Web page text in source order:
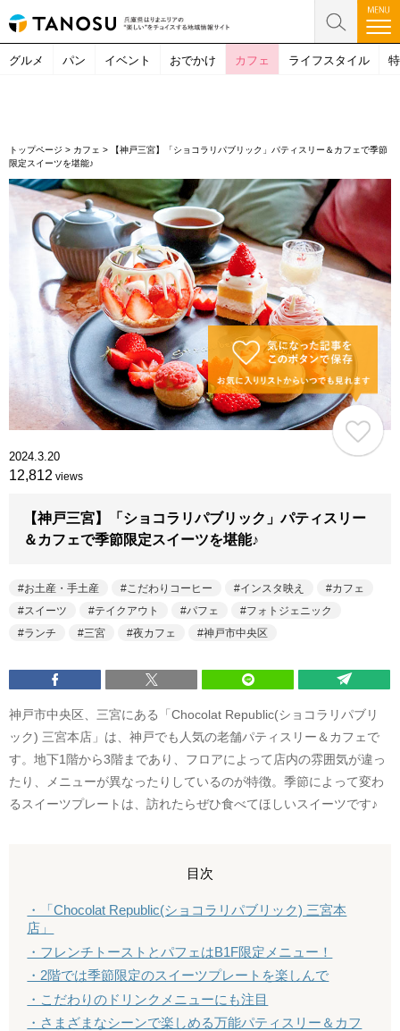
グルメ パン イベント おでかけ カフェ ライフスタイル
トップページ > カフェ >
【神戸三宮】「ショコラリパブリック」パティスリー＆カフェで季節
限定スイーツを堪能♪
2024.3.20
12,812 views
【神戸三宮】「ショコラリパブリック」パティスリー
＆カフェで季節限定スイーツを堪能♪
お土産・手土産 こだわりコーヒー インスタ映え
カフェ
スイーツ
テイクアウト パフェ
フォトジェニック
ランチ
三宮 夜カフェ 神戸市中央区
神戸市中央区、三宮にある「Chocolat Republic(ショコラリパブリ
ック) 三宮本店」は、神戸でも人気の老舗パティスリー＆カフェで
す。地下1階から3階まであり、フロアによって店内の雰囲気が違っ
たり、メニューが異なったりしているのが特徴。季節によって変わ
るスイーツプレートは、訪れたらぜひ食べてほしいスイーツです♪
目次
・「Chocolat Republic(ショコラリパブリック) 三宮本
店」
・フレンチトーストとパフェはB1F限定メニュー！
・2階では季節限定のスイーツプレートを楽しんで
・こだわりのドリンクメニューにも注目
・さまざまなシーンで楽しめる万能パティスリー＆カフ